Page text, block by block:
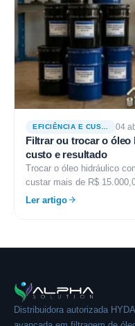
04
Filtrar ou trocar o
custo e resultado
Trocar o óleo hidráulico
custar mais de R$
Ler artigo
Distribuidora autorizada